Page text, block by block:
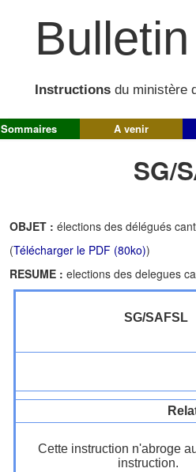
Instructions du ministère
Sommaires A venir
SG/
OBJET : élections des délégués
(Télécharger le PDF (80ko))
RESUME : elections des delegues
SG/SAFSL
Cette instruction n'abroge
instruction.